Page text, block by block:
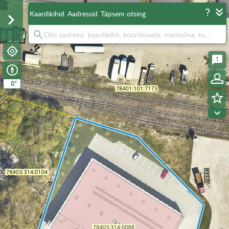
0°
Kaardikihid Aadressid Täpsem otsing